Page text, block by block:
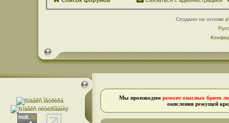
Создано на основе
Мы производим ремонт опасных бритв
окисления режущей